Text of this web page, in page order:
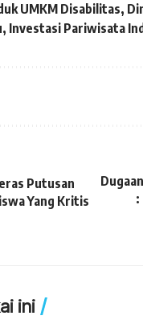
UMKM Disabilitas,
Investasi Pariwisata
Putusan
Yang Kritis
:
ini